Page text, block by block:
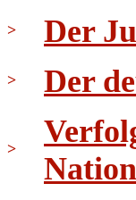
> Der
> Der
>